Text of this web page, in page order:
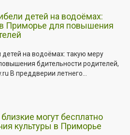
детей на водоёмах:
Приморье для повышения
на водоёмах: такую меру
бдительности родителей,
В преддверии летнего...
могут бесплатно
культуры в Приморье